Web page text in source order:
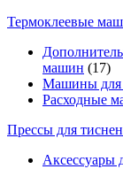
Термоклеевые
машин (17)
Машины для
Расходные
Прессы для
Аксессуары